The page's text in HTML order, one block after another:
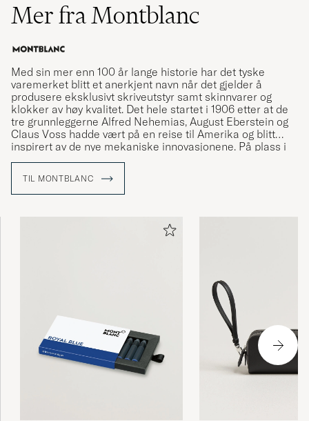
Mer fra Montblanc
Med sin mer enn 100 år lange historie har det tyske
varemerket blitt et anerkjent navn når det gjelder å
produsere eksklusivt skriveutstyr samt skinnvarer og
klokker av høy kvalitet. Det hele startet i 1906 etter at de
tre grunnleggerne Alfred Nehemias, August Eberstein og
Claus Voss hadde vært på en reise til Amerika og blitt
inspirert av de nye mekaniske innovasjonene. På plass i
Hamburg bestemte de seg for å starte varemerket som
revolusjonere kunsten å skrive for hånd.
TIL MONTBLANC